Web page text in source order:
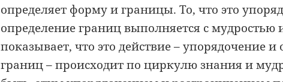
определяет форму и границы. То, что это
определение границ выполняется с мудростью
показывает, что это действие – упорядочение и
границ – происходит по циркулю знания и